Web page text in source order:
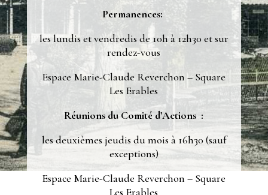
Permanences:
les lundis et vendredis de 10h à 12h30 et sur
rendez-vous
Espace Marie-Claude Reverchon – Square
Les Erables
Réunions du Comité d’Actions :
les deuxièmes jeudis du mois à 16h30 (sauf
exceptions)
Espace Marie-Claude Reverchon – Square
Les Erables